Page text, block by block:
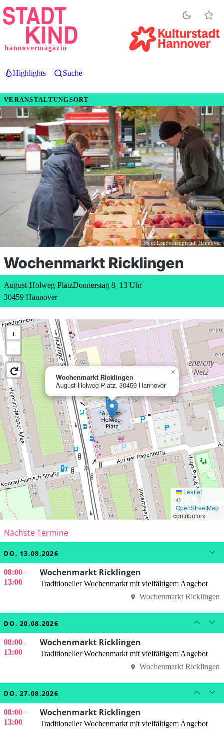
Direkt
zum
hannovermagazin
Highlights Suche
VERANSTALTUNGSORT
Foto: Landeshauptstadt Hannover
Wochenmarkt Ricklingen
August-Holweg-Platz
30459 Hannover
Donnerstag 8–13 Uhr
Wochenmarkt Ricklingen
August-Holweg-Platz, 30459 Hannover
×
+
−
Leaflet
| ©
OpenStreetMap
contributors
Nächste Termine
DO, 13.08.2026
08:00–
13:00
Wochenmarkt Ricklingen
Traditioneller Wochenmarkt mit vielfältigem Angebot
Wochenmarkt Ricklingen
DO, 20.08.2026
08:00–
13:00
Wochenmarkt Ricklingen
Traditioneller Wochenmarkt mit vielfältigem Angebot
Wochenmarkt Ricklingen
DO, 27.08.2026
08:00–
13:00
Wochenmarkt Ricklingen
Traditioneller Wochenmarkt mit vielfältigem Angebot